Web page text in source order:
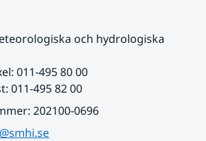
och hydrologiska
011-495 80 00
011-495 82 00
202100-0696